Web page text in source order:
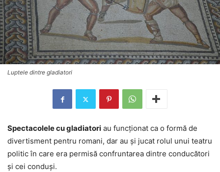
Luptele dintre gladiatori
Spectacolele cu gladiatori au funcționat ca o formă de
divertisment pentru romani, dar au și jucat rolul unui teatru
politic în care era permisă confruntarea dintre conducători
și cei conduși.